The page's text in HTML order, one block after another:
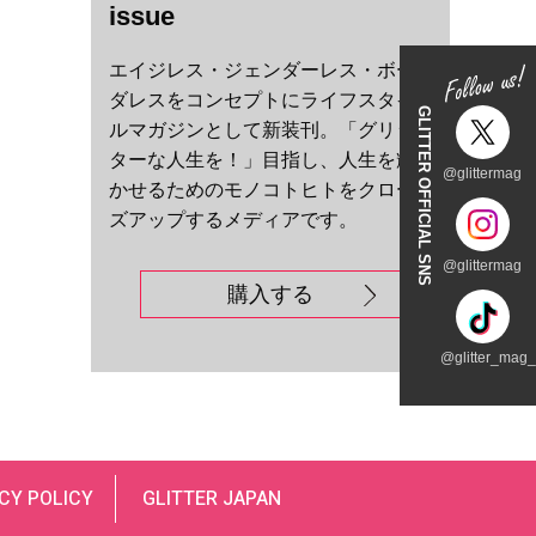
GLITTER OFFICIAL SNS @glittermag
@glittermag
issue
エイジレス・ジェンダーレス・ボー
ダレスをコンセプトにライフスタイ
ルマガジンとして新装刊。「グリッ
ターな人生を！」目指し、人生を輝
かせるためのモノコトヒトをクロー
ズアップするメディアです。
購入する
POLICY GLITTER JAPAN